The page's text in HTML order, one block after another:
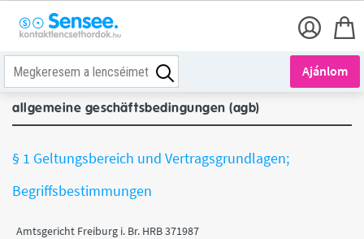
Ajánlom
allgemeine geschäftsbedingungen (agb)
§ 1 Geltungsbereich und Vertragsgrundlagen;
Begriffsbestimmungen
Amtsgericht Freiburg i. Br. HRB 371987